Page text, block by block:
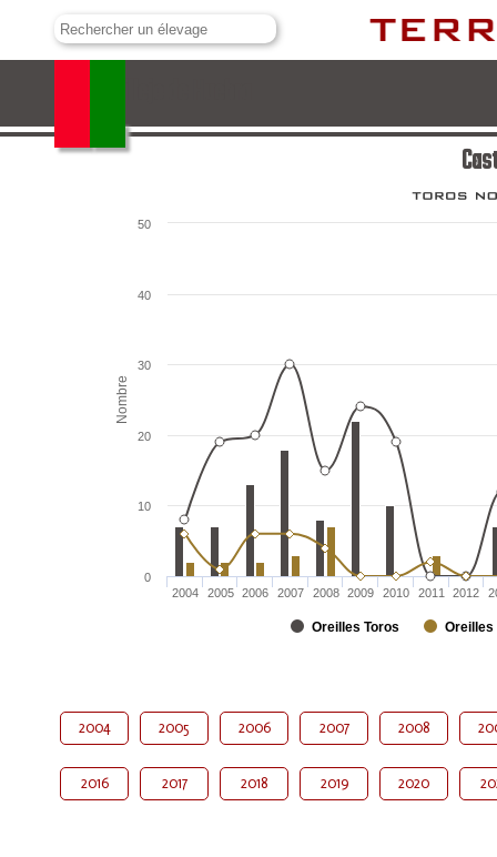
Nombre
Oreilles Toros Oreilles
2004 2005 2006 2007 2008 2009 2010 2011 2012
0
10
20
30
40
50
2004 2005 2006 2007 2008
2016 2017 2018 2019 2020